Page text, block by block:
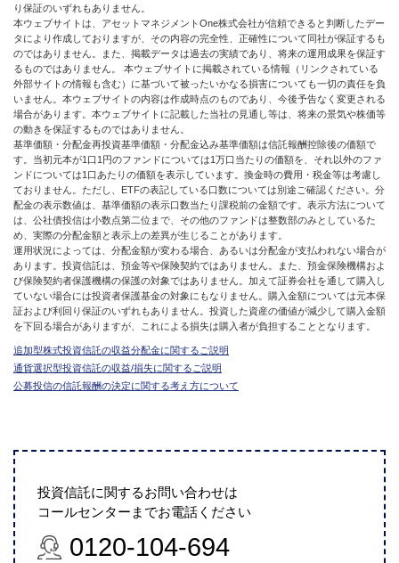
り保証のいずれもありません。
本ウェブサイトは、アセットマネジメントOne株式会社が信頼できると判断したデー
タにより作成しておりますが、その内容の完全性、正確性について同社が保証するも
のではありません。また、掲載データは過去の実績であり、将来の運用成果を保証す
るものではありません。 本ウェブサイトに掲載されている情報（リンクされている
外部サイトの情報も含む）に基づいて被ったいかなる損害についても一切の責任を負
いません。本ウェブサイトの内容は作成時点のものであり、今後予告なく変更される
場合があります。本ウェブサイトに記載した当社の見通し等は、将来の景気や株価等
の動きを保証するものではありません。
基準価額・分配金再投資基準価額・分配金込み基準価額は信託報酬控除後の価額で
す。当初元本が1口1円のファンドについては1万口当たりの価額を、それ以外のファ
ンドについては1口あたりの価額を表示しています。換金時の費用・税金等は考慮し
ておりません。ただし、ETFの表記している口数については別途ご確認ください。分
配金の表示数値は、基準価額の表示口数当たり課税前の金額です。表示方法について
は、公社債投信は小数点第二位まで、その他のファンドは整数部のみとしているた
め、実際の分配金額と表示上の差異が生じることがあります。
運用状況によっては、分配金額が変わる場合、あるいは分配金が支払われない場合が
あります。投資信託は、預金等や保険契約ではありません。また、預金保険機構およ
び保険契約者保護機構の保護の対象ではありません。加えて証券会社を通して購入し
ていない場合には投資者保護基金の対象にもなりません。購入金額については元本保
証および利回り保証のいずれもありません。投資した資産の価値が減少して購入金額
を下回る場合がありますが、これによる損失は購入者が負担することとなります。
追加型株式投資信託の収益分配金に関するご説明
通貨選択型投資信託の収益/損失に関するご説明
公募投信の信託報酬の決定に関する考え方について
投資信託に関するお問い合わせは
コールセンターまでお電話ください
0120-104-694